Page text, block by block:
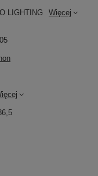
dla naszej
kolor złoty w
do Twojego
każdego, kto
klimatu do
ją w
sypialnia,
LIGHTING Więcej